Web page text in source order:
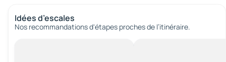
Idées d’escales
Nos recommandations d'étapes proches de l’itinéraire.